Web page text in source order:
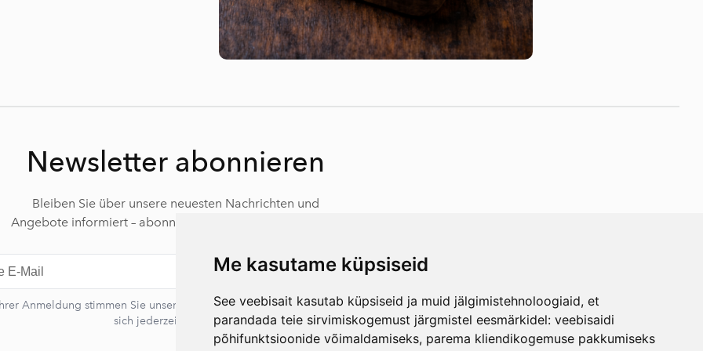
Me kasutame küpsiseid
See veebisait kasutab küpsiseid ja muid jälgimistehnoloogiaid, et
parandada teie sirvimiskogemust järgmistel eesmärkidel: veebisaidi
põhifunktsioonide võimaldamiseks, parema kliendikogemuse pakkumiseks
Newsletter abonnieren
Bleiben Sie über unsere neuesten Nachrichten und
Angebote informiert – abonnieren Sie unseren Newsletter.
Abonnieren
Anmeldung stimmen Sie unserer Datenschutzerklärung zu. Sie können
sich jederzeit abmelden.